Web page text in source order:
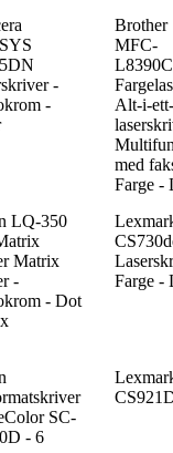
-
-
Brother
MFC-
Alt-i-ett-
med
Farge -
LQ-350
Matrix
-
- Dot
Farge -
SC-
- 6